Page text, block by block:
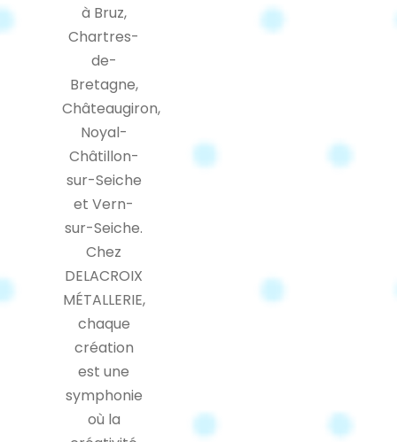
à Bruz,
Chartres-
de-
Bretagne,
Châteaugiron,
Noyal-
Châtillon-
sur-Seiche
et Vern-
sur-Seiche.
Chez
DELACROIX
MÉTALLERIE,
chaque
création
est une
symphonie
où la